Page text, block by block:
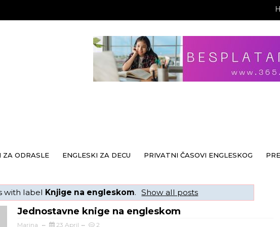
ZA ODRASLE ENGLESKI ZA DECU PRIVATNI ČASOVI ENGLESKOG
with label Knjige na engleskom. Show all posts
Jednostavne knige na engleskom
Marina 23 April 2